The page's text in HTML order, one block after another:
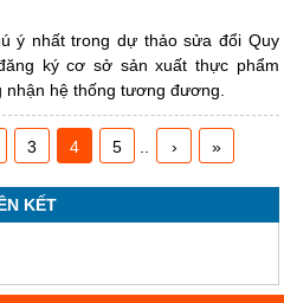
ý nhất trong dự thảo sửa đổi Quy
ký cơ sở sản xuất thực phẩm
hệ thống tương đương.
3 4 5 › »
KẾT